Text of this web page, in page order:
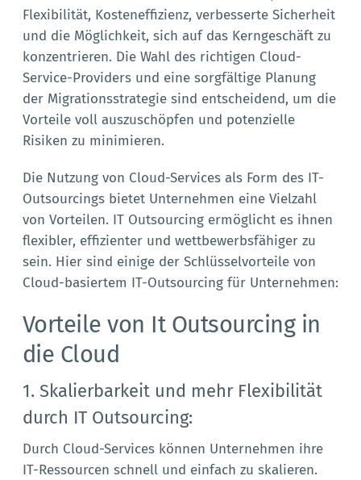
Flexibilität, Kosteneffizienz, verbesserte Sicherheit
und die Möglichkeit, sich auf das Kerngeschäft zu
konzentrieren. Die Wahl des richtigen Cloud-
Service-Providers und eine sorgfältige Planung
der Migrationsstrategie sind entscheidend, um die
Vorteile voll auszuschöpfen und potenzielle
Risiken zu minimieren.
Die Nutzung von Cloud-Services als Form des IT-
Outsourcings bietet Unternehmen eine Vielzahl
von Vorteilen. IT Outsourcing ermöglicht es ihnen
flexibler, effizienter und wettbewerbsfähiger zu
sein. Hier sind einige der Schlüsselvorteile von
Cloud-basiertem IT-Outsourcing für Unternehmen:
Vorteile von It Outsourcing in
die Cloud
1. Skalierbarkeit und mehr Flexibilität
durch IT Outsourcing:
Durch Cloud-Services können Unternehmen ihre
IT-Ressourcen schnell und einfach zu skalieren.